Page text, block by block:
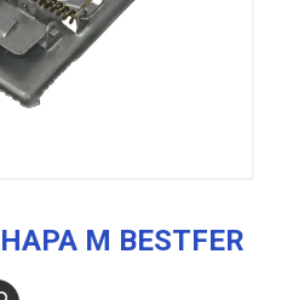
M BESTFER